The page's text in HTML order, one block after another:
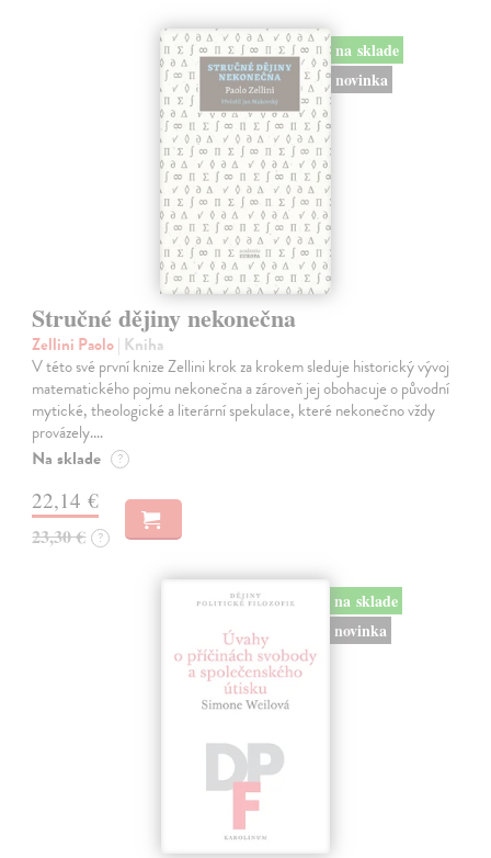
na sklade
novinka
Stručné dějiny nekonečna
Zellini Paolo| Kniha
V této své první knize Zellini krok za krokem sleduje historický vývoj
matematického pojmu nekonečna a zároveň jej obohacuje o původní
mytické, theologické a literární spekulace, které nekonečno vždy
provázely.…
Na sklade ?
22,14 €
23,30 € ?
na sklade
novinka